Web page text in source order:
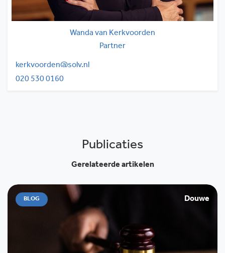
Wanda van Kerkvoorden
Partner
kerkvoorden@solv.nl
020 530 0160
Publicaties
Gerelateerde artikelen
BLOG Douwe